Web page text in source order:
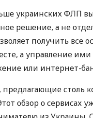
украинских ФЛП
решение, а не
получить все
а управление ими
или интернет-
столь
обзор о сервисах